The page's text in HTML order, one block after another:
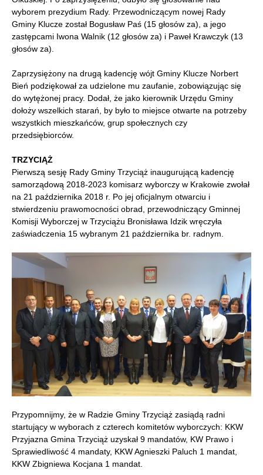
wyborem prezydium Rady. Przewodniczącym nowej Rady
Gminy Klucze został Bogusław Paś (15 głosów za), a jego
zastępcami Iwona Walnik (12 głosów za) i Paweł Krawczyk (13
głosów za).
Zaprzysiężony na drugą kadencję wójt Gminy Klucze Norbert
Bień podziękował za udzielone mu zaufanie, zobowiązując się
do wytężonej pracy. Dodał, że jako kierownik Urzędu Gminy
dołoży wszelkich starań, by było to miejsce otwarte na potrzeby
wszystkich mieszkańców, grup społecznych czy
przedsiębiorców.
TRZYCIĄŻ
Pierwszą sesję Rady Gminy Trzyciąż inaugurującą kadencję
samorządową 2018-2023 komisarz wyborczy w Krakowie zwołał
na 21 października 2018 r. Po jej oficjalnym otwarciu i
stwierdzeniu prawomocności obrad, przewodniczący Gminnej
Komisji Wyborczej w Trzyciążu Bronisława Idzik wręczyła
zaświadczenia 15 wybranym 21 października br. radnym.
Przypomnijmy, że w Radzie Gminy Trzyciąż zasiądą radni
startujący w wyborach z czterech komitetów wyborczych: KKW
Przyjazna Gmina Trzyciąż uzyskał 9 mandatów, KW Prawo i
Sprawiedliwość 4 mandaty, KKW Agnieszki Paluch 1 mandat,
KKW Zbigniewa Kocjana 1 mandat.